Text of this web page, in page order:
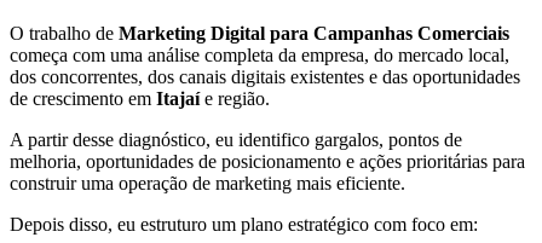
O trabalho de Marketing Digital para Campanhas Comerciais
começa com uma análise completa da empresa, do mercado local,
dos concorrentes, dos canais digitais existentes e das oportunidades
de crescimento em Itajaíe região.
A partir desse diagnóstico, eu identifico gargalos, pontos de
melhoria, oportunidades de posicionamento e ações prioritárias para
construir uma operação de marketing mais eficiente.
Depois disso, eu estruturo um plano estratégico com foco em: